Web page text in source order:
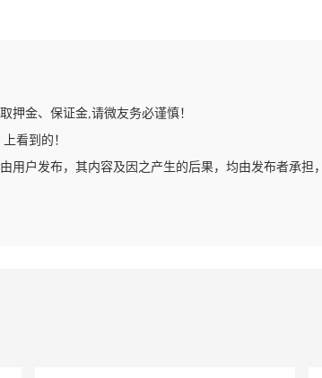
押金、保证金,请微友务必谨慎！
上看到的！
用户发布，其内容及因之产生的后果，均由发布者承担